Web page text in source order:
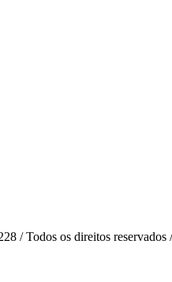
Todos os direitos reservados